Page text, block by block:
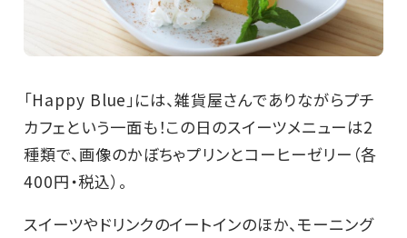
「Happy Blue」には、雑貨屋さんでありながらプチ
カフェという一面も！この日のスイーツメニューは2
種類で、画像のかぼちゃプリンとコーヒーゼリー（各
400円・税込）。
スイーツやドリンクのイートインのほか、モーニング